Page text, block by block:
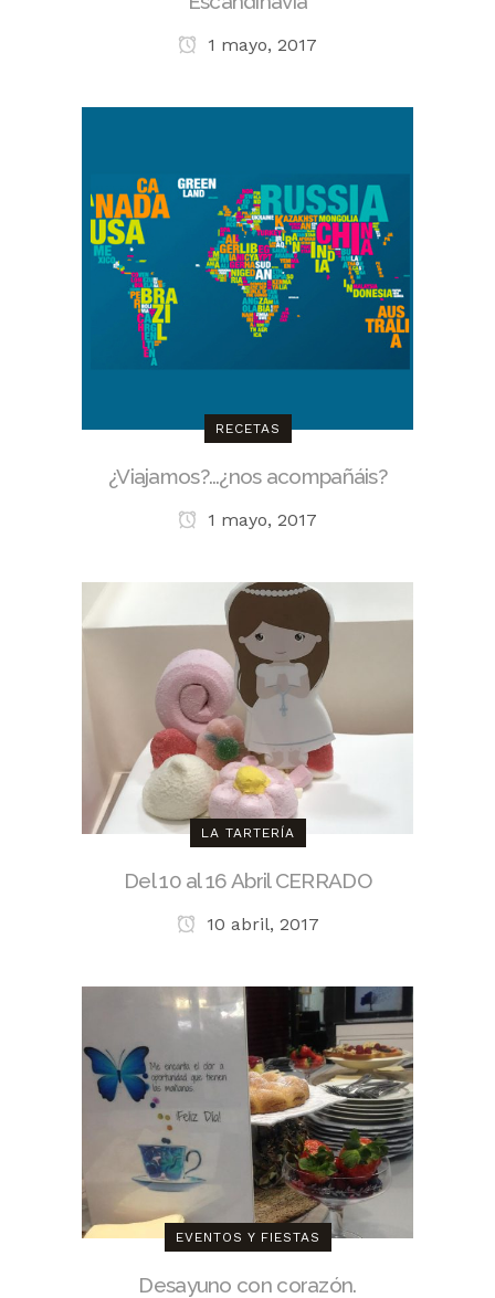
1 mayo, 2017
RECETAS
¿Viajamos?…¿nos acompañáis?
1 mayo, 2017
LA TARTERÍA
Del 10 al 16 Abril CERRADO
10 abril, 2017
EVENTOS Y FIESTAS
Desayuno con corazón.